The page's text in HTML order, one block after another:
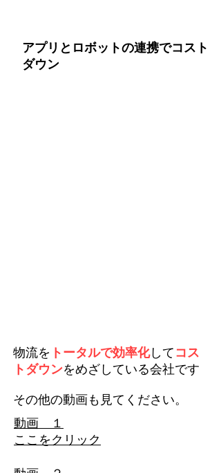
​アプリとロボットの連携でコスト
ダウン
​物流を トータルで効率化してコス
トダウンをめざしている会社です
その他の動画も見てください。
​動画 １
ここをクリック